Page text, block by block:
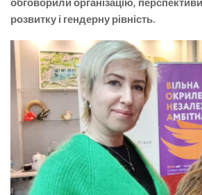
обговорили організацію,
розвитку і гендерну рівність.